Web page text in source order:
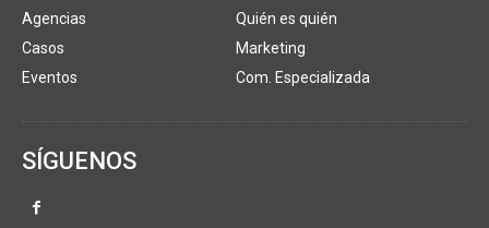
Agencias
Casos
Eventos
Quién es quién
Marketing
Com. Especializada
SÍGUENOS